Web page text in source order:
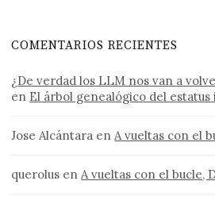
COMENTARIOS RECIENTES
¿De verdad los LLM nos van a
en El árbol genealógico del
Jose Alcántara en A vueltas con el
querolus en A vueltas con el bucle,